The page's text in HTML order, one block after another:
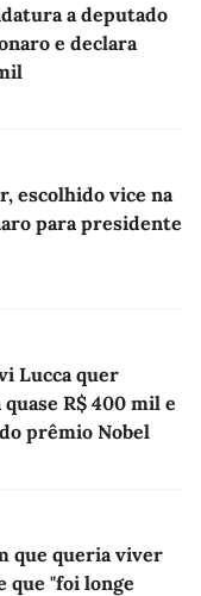
a deputado
e declara
escolhido vice na
para presidente
Lucca quer
R$ 400 mil e
prêmio Nobel
que queria viver
que "foi longe